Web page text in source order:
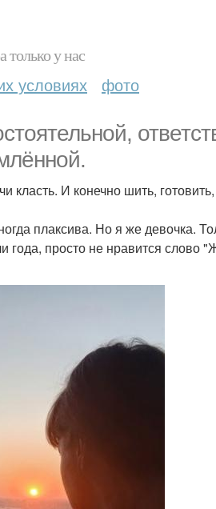
у нас
условиях фото
класть. И конечно шить,
плаксива. Но я же девочка.
года, просто не нравится слово